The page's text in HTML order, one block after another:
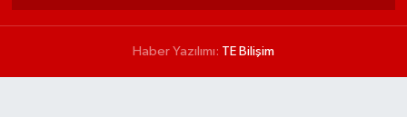
Haber Yazılımı: TE Bilişim